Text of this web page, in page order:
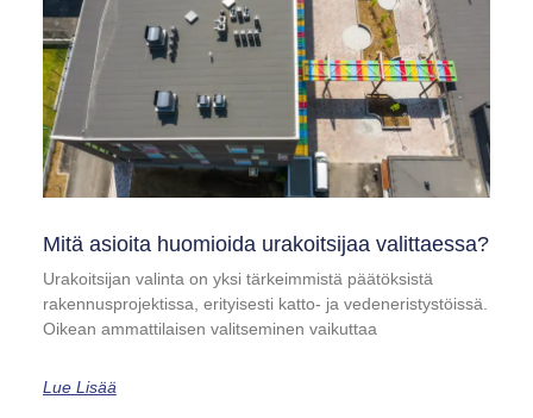
Mitä asioita huomioida urakoitsijaa valittaessa?
Urakoitsijan valinta on yksi tärkeimmistä päätöksistä
rakennusprojektissa, erityisesti katto- ja vedeneristystöissä.
Oikean ammattilaisen valitseminen vaikuttaa
Lue Lisää